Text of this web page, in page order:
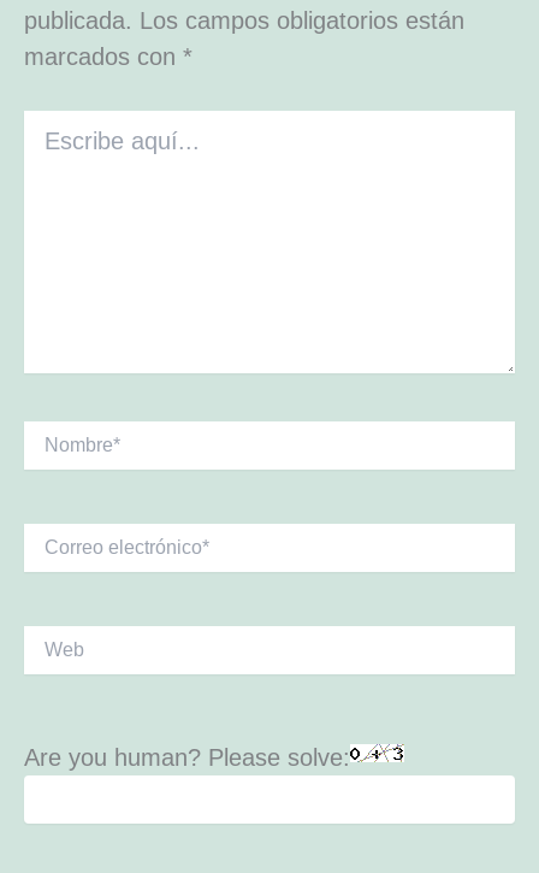
publicada. Los campos obligatorios están
marcados con *
aquí...
Nombre*
Correo
electrónico*
Web
Are you human? Please solve: